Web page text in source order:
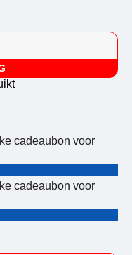
cadeaubon voor
cadeaubon voor